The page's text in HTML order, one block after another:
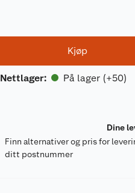
Kjøp
Nettlager: På lager (+50)
Dine
Finn alternativer og pris for
ditt postnummer